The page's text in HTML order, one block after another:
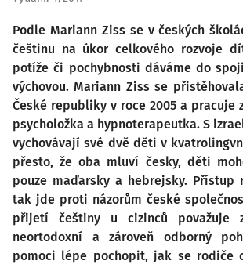
Podle Mariann Ziss se v českých
češtinu na úkor celkového rozvoje
potíže či pochybnosti dáváme do
výchovou. Mariann Ziss se
České republiky v roce 2005 a pracuje
psycholožka a hypnoterapeutka. S
vychovávají své dvě děti v
přesto, že oba mluví česky, děti
pouze maďarsky a hebrejsky. Přístup
tak jde proti názorům české
přijetí češtiny u cizinců považuje
neortodoxní a zároveň odborný
pomoci lépe pochopit, jak se rodiče